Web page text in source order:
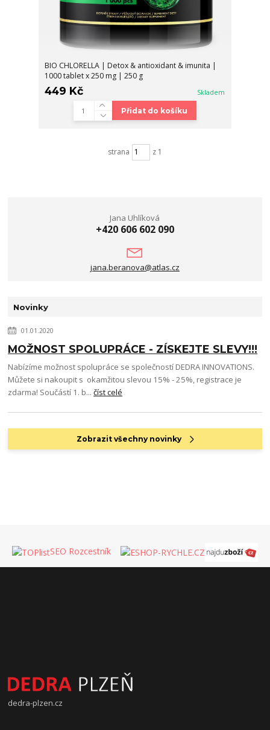
BIO CHLORELLA | Detox & antioxidant & imunita |
1000 tablet x 250 mg | 250 g
449 Kč Skladem
Přidat do košíku
strana z 1
Jana Uhlíková
+420 606 602 090
jana.beranova@atlas.cz
Novinky
01.01.2020
MOŽNOST SPOLUPRÁCE - ZÍSKEJTE SLEVY!!!
Nabízíme možnost spolupráce se společností DEDRA INNOVATIONS.
Můžete si nakoupit s okamžitou slevou 15% - 25%, registrace je
zdarma! Součástí 1. b...číst celé
Zobrazit všechny novinky
SEO Rozcestník
dedra-plzen.cz